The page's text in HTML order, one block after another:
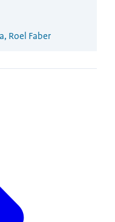
Roel Faber